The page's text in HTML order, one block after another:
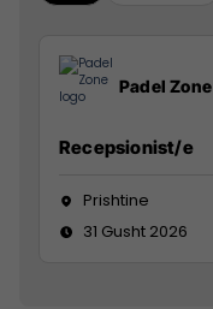
Padel Zone
Recepsionist/e
Prishtine
31 Gusht 2026